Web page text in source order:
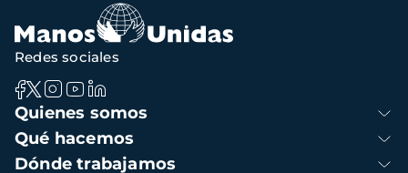
Navegación
principal
Quienes somos
Qué hacemos
Dónde trabajamos
Redes sociales